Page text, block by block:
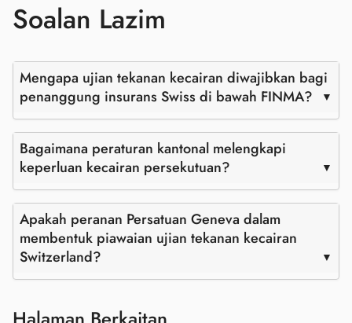
Soalan Lazim
Mengapa ujian tekanan kecairan diwajibkan bagi
penanggung insurans Swiss di bawah FINMA?
Bagaimana peraturan kantonal melengkapi
keperluan kecairan persekutuan?
Apakah peranan Persatuan Geneva dalam
membentuk piawaian ujian tekanan kecairan
Switzerland?